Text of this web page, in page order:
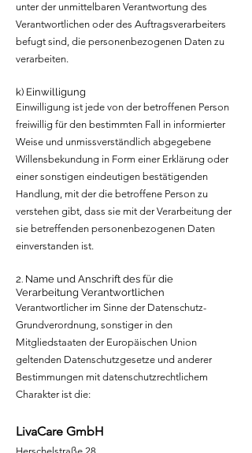
unter der unmittelbaren Verantwortung des
Verantwortlichen oder des Auftragsverarbeiters
befugt sind, die personenbezogenen Daten zu
verarbeiten.
k) Einwilligung
Einwilligung ist jede von der betroffenen Person
freiwillig für den bestimmten Fall in informierter
Weise und unmissverständlich abgegebene
Willensbekundung in Form einer Erklärung oder
einer sonstigen eindeutigen bestätigenden
Handlung, mit der die betroffene Person zu
verstehen gibt, dass sie mit der Verarbeitung der
sie betreffenden personenbezogenen Daten
einverstanden ist.
2. Name und Anschrift des für die
Verarbeitung Verantwortlichen
Verantwortlicher im Sinne der Datenschutz-
Grundverordnung, sonstiger in den
Mitgliedstaaten der Europäischen Union
geltenden Datenschutzgesetze und anderer
Bestimmungen mit datenschutzrechtlichem
Charakter ist die:
LivaCare GmbH